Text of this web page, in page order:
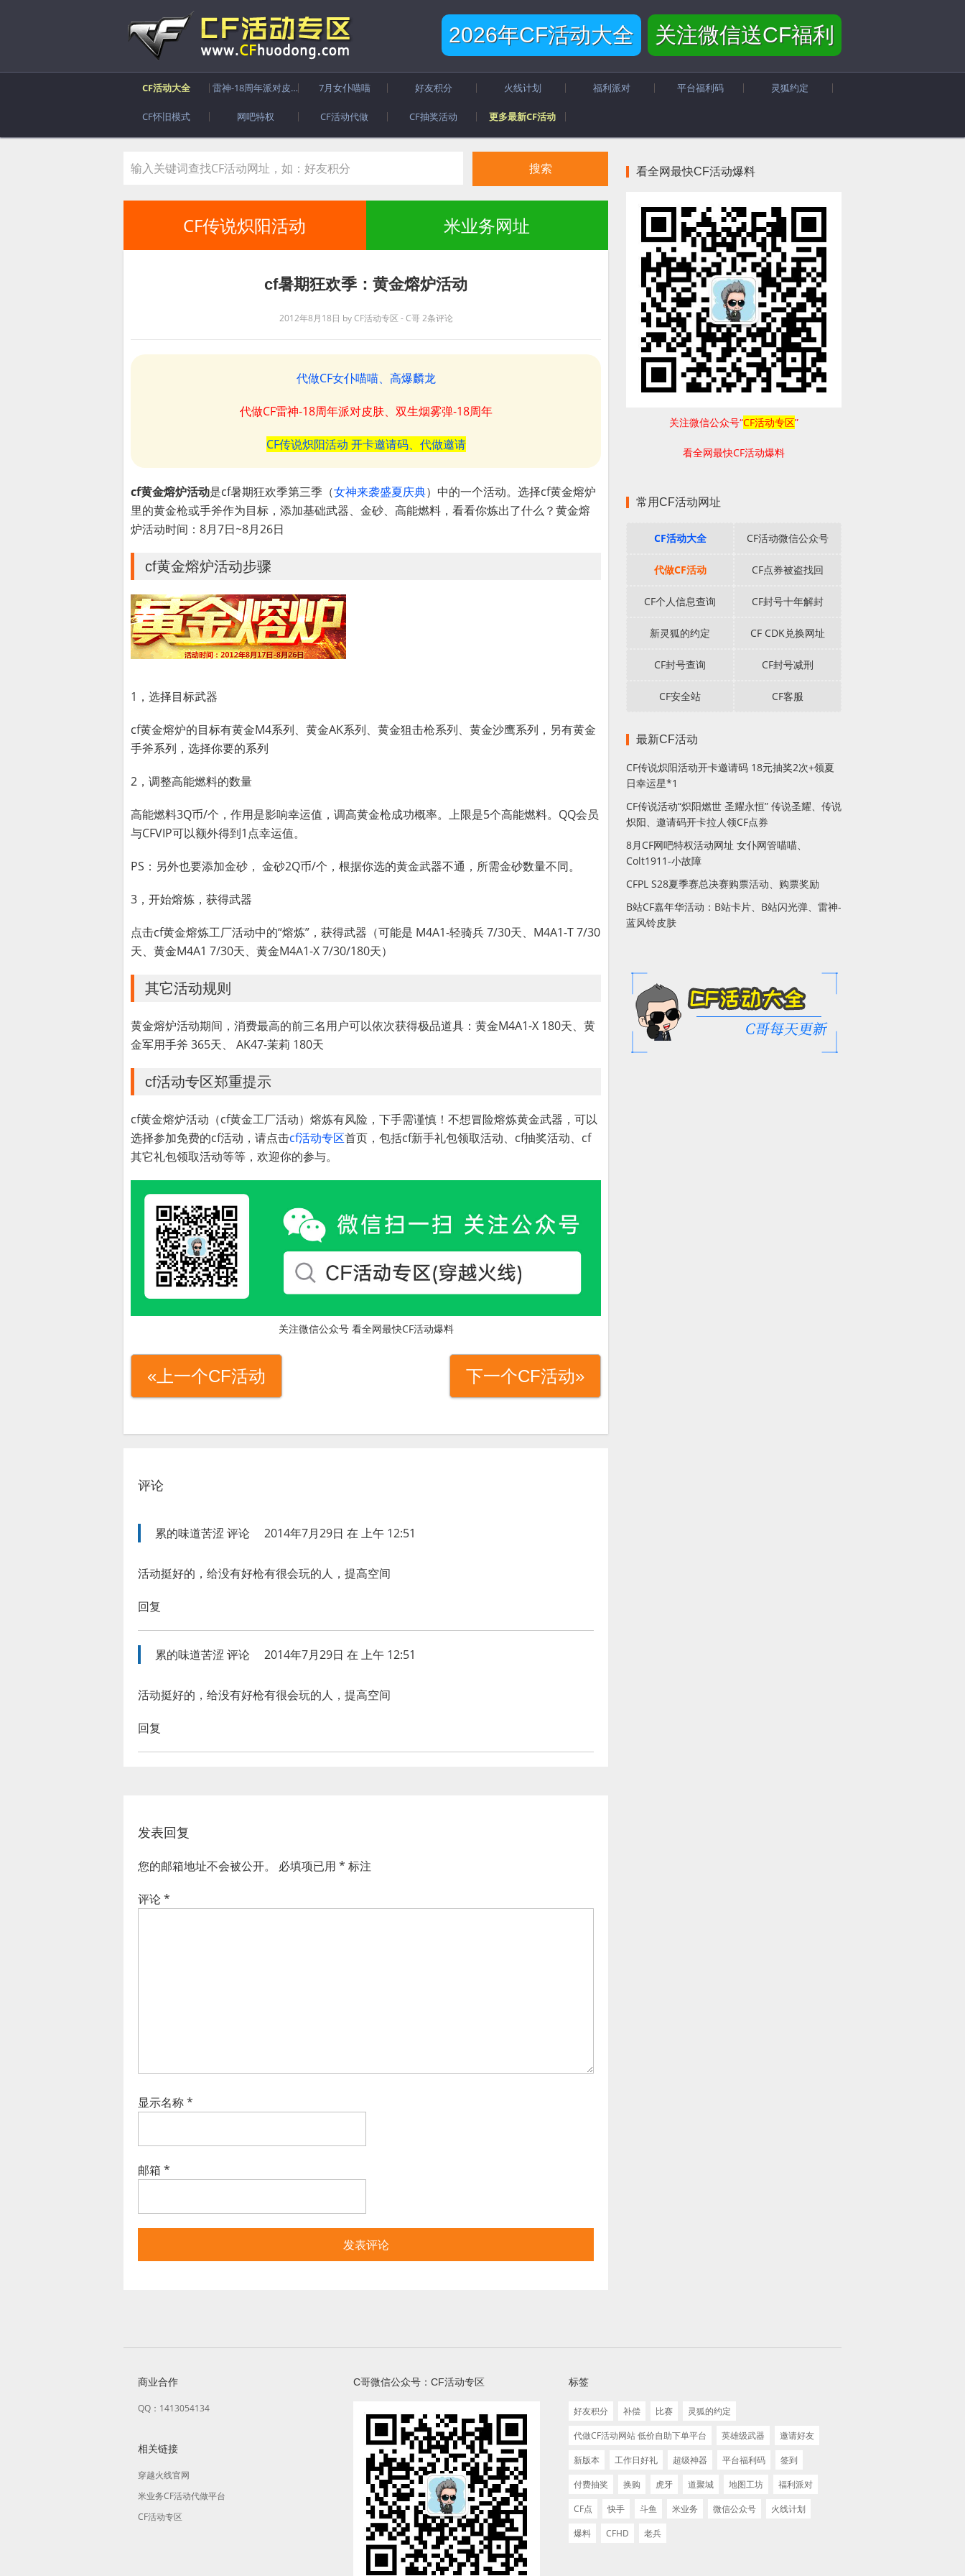
2026年CF活动大全 关注微信送CF福利
CF活动大全 雷神-18周年派对皮肤 7月女仆喵喵 好友积分 火线计划 福利派对 平台福利码 灵狐约定
CF怀旧模式 网吧特权 CF活动代做 CF抽奖活动 更多最新CF活动
CF传说炽阳活动 米业务网址
cf暑期狂欢季：黄金熔炉活动
2012年8月18日 byCF活动专区 - C哥 2条评论
代做CF女仆喵喵、高爆麟龙
代做CF雷神-18周年派对皮肤、双生烟雾弹-18周年
CF传说炽阳活动 开卡邀请码、代做邀请
cf黄金熔炉活动是cf暑期狂欢季第三季（女神来袭盛夏庆典）中的一个活动。选择cf黄金熔炉
里的黄金枪或手斧作为目标，添加基础武器、金砂、高能燃料，看看你炼出了什么？黄金熔
炉活动时间：8月7日~8月26日
cf黄金熔炉活动步骤
1，选择目标武器
cf黄金熔炉的目标有黄金M4系列、黄金AK系列、黄金狙击枪系列、黄金沙鹰系列，另有黄金
手斧系列，选择你要的系列
2，调整高能燃料的数量
高能燃料3Q币/个，作用是影响幸运值，调高黄金枪成功概率。上限是5个高能燃料。QQ会员
与CFVIP可以额外得到1点幸运值。
PS：另外也要添加金砂， 金砂2Q币/个，根据你选的黄金武器不通，所需金砂数量不同。
3，开始熔炼，获得武器
点击cf黄金熔炼工厂活动中的“熔炼”，获得武器（可能是 M4A1-轻骑兵 7/30天、M4A1-T 7/30
天、黄金M4A1 7/30天、黄金M4A1-X 7/30/180天）
其它活动规则
黄金熔炉活动期间，消费最高的前三名用户可以依次获得极品道具：黄金M4A1-X 180天、黄
金军用手斧 365天、 AK47-茉莉 180天
cf活动专区郑重提示
cf黄金熔炉活动（cf黄金工厂活动）熔炼有风险，下手需谨慎！不想冒险熔炼黄金武器，可以
选择参加免费的cf活动，请点击cf活动专区首页，包括cf新手礼包领取活动、cf抽奖活动、cf
其它礼包领取活动等等，欢迎你的参与。
关注微信公众号 看全网最快CF活动爆料
«上一个CF活动 下一个CF活动»
评论
累的味道苦涩 评论 2014年7月29日 在 上午 12:51
活动挺好的，给没有好枪有很会玩的人，提高空间
回复
累的味道苦涩 评论 2014年7月29日 在 上午 12:51
活动挺好的，给没有好枪有很会玩的人，提高空间
回复
发表回复
您的邮箱地址不会被公开。 必填项已用 * 标注
评论*
显示名称*
邮箱 *
看全网最快CF活动爆料
关注微信公众号“CF活动专区”
看全网最快CF活动爆料
常用CF活动网址
CF活动大全 CF活动微信公众号
代做CF活动 CF点券被盗找回
CF个人信息查询 CF封号十年解封
新灵狐的约定 CF CDK兑换网址
CF封号查询 CF封号减刑
CF安全站 CF客服
最新CF活动
CF传说炽阳活动开卡邀请码 18元抽奖2次+领夏
日幸运星*1
CF传说活动“炽阳燃世 圣耀永恒” 传说圣耀、传说
炽阳、邀请码开卡拉人领CF点券
8月CF网吧特权活动网址 女仆网管喵喵、
Colt1911-小故障
CFPL S28夏季赛总决赛购票活动、购票奖励
B站CF嘉年华活动：B站卡片、B站闪光弹、雷神-
蓝风铃皮肤
商业合作
QQ：1413054134
相关链接
穿越火线官网
米业务CF活动代做平台
CF活动专区
C哥微信公众号：CF活动专区 标签
好友积分 补偿 比赛
灵狐的约定
代做CF活动网站 低价自助下单平台
英雄级武器
邀请好友
新版本
工作日好礼 超级神器 平台福利码
签到
付费抽奖
换购 虎牙 道聚城 地图工坊
福利派对
CF点
快手 斗鱼 米业务 微信公众号
火线计划
爆料
CFHD 老兵